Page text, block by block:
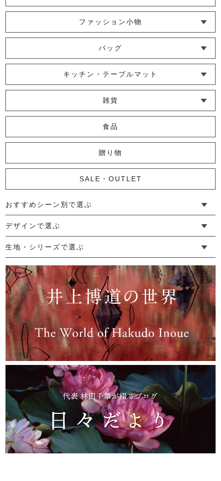
18,700円 (税込)
かやロングスカート
11,000円 (税込)
かやドルマンスリーブワンピース
13,200円 (税込)
【復刻】かやワンピース(L)
9,350円
【限定】かやプルオーバー(短丈)
11,000円 (税込)
ファッション小物
└ ショール・ストール
└ マスク
└ 靴下・アームカバー
バッグ
└ ポシェット・ショルダーバッグ
└ トートバッグ
└ 巾着バッグ
キッチン・テーブルマット
└ 蚊帳のふきん
└ かっぽう着・エプロン
└ その他キッチン小物
└ コースター
└ ランチョンマット・プレースマット
└ テーブルランナー・テーブルセンター
雑貨
└ その他小物
└ タオル・ハンカチ
└ ポーチ
└ インテリア
食品
贈り物
SALE・OUTLET
おすすめシーン別で選ぶ
└ 新生活
└ 和装
└ 旅行
└ 快眠
└ お祝い
デザインで選ぶ
└ ゆったりデザイン
└ 小柄さんにおすすめデザイン
└ 袖付きデザイン
└ メンズ・ユニセックスデザイン
└ 暮らしの黒色特集
生地・シリーズで選ぶ
└ 手紬手織り麻
└ 先染め麻
└ からみ織
└ グレーズリネン
└ 綿麻帆布
└ リネンツイード
└ リネンハンプ
└ ざっくり麻
└ オーガニックの蚊帳
└ かやキノミシリーズ
└ ふちどりシリーズ
└ 花紋シリーズ
└ 小紋シリーズ
└ 華わびシリーズ
└ 波ステッチシリーズ
└ あゆみ鹿シリーズ
└ 森の鹿シリーズ
└ まほろばシリーズ
└ 刺し子渦シリーズ
└ 革の水玉シリーズ
└ 新ビオシリーズ